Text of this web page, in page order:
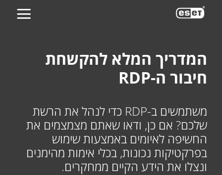
המדריך המלא להקשחת
חיבור ה-RDP
משתמשים ב-RDP כדי לנהל את הרשת
שלכם? אם כן, ודאו שאתם מצמצמים את
החשיפה לאיומים באמצעות שימוש
בפרקטיקות נכונות, בכלי אימות מהימנים
ונצלו את הידע הקיים ממחקרים.